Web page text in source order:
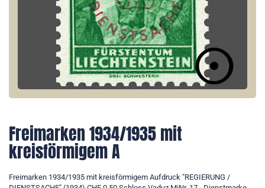
Freimarken 1934/1935 mit
kreisförmigem A
Freimarken 1934/1935 mit kreisförmigem Aufdruck "REGIERUNG /